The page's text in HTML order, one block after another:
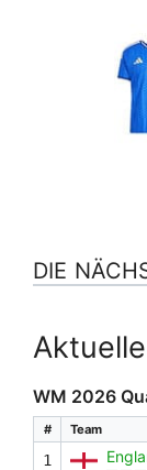
DIE
WM 2026
# Team
1